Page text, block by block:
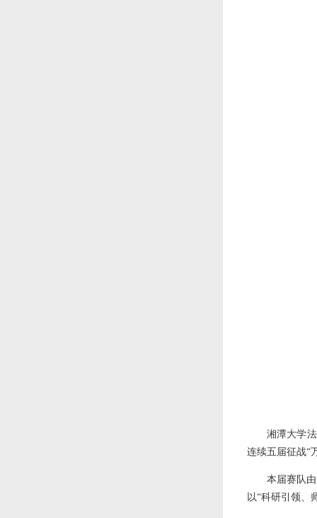
湘潭大学
连续五届征战“
本届赛队
以“科研引领、